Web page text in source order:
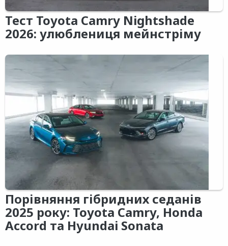
Тест Toyota Camry Nightshade
2026: улюблениця мейнстріму
Порівняння гібридних седанів
2025 року: Toyota Camry, Honda
Accord та Hyundai Sonata